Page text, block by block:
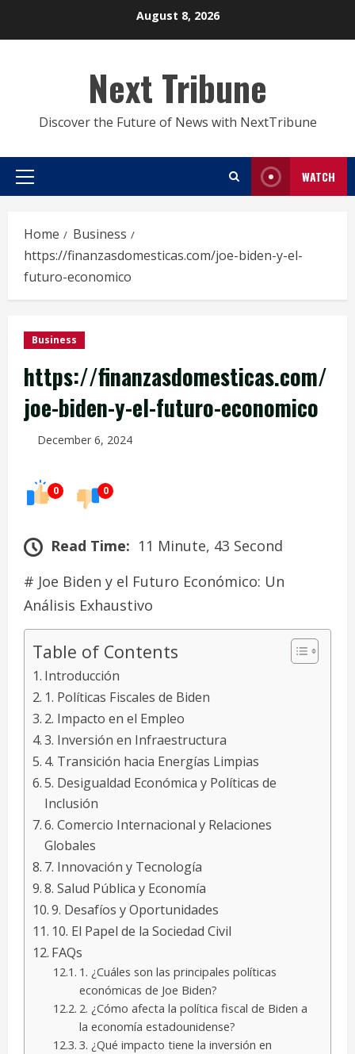
August 8, 2026
Next Tribune
Discover the Future of News with NextTribune
Primary
WATCH
Home
Business
https://finanzasdomesticas.com/joe-biden-y-el-
futuro-economico
Business
https://finanzasdomesticas.com/
joe-biden-y-el-futuro-economico
December 6, 2024
0 0
Read Time: 11 Minute, 43 Second
# Joe Biden y el Futuro Económico: Un
Análisis Exhaustivo
Table of Contents
Introducción
1. Políticas Fiscales de Biden
2. Impacto en el Empleo
3. Inversión en Infraestructura
4. Transición hacia Energías Limpias
5. Desigualdad Económica y Políticas de
Inclusión
6. Comercio Internacional y Relaciones
Globales
7. Innovación y Tecnología
8. Salud Pública y Economía
9. Desafíos y Oportunidades
10. El Papel de la Sociedad Civil
FAQs
1. ¿Cuáles son las principales políticas
económicas de Joe Biden?
2. ¿Cómo afecta la política fiscal de Biden a
la economía estadounidense?
3. ¿Qué impacto tiene la inversión en